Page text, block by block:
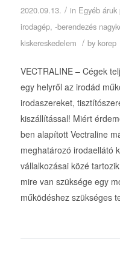
2020.09.13. / in Egyéb áruk
irodagép, -berendezés
kiskereskedelem / by korep
VECTRALINE – Cégek
egy helyről az irodád
irodaszereket,
kiszállítással! Miért
ben alapított Vectraline
meghatározó irodaellátó
vállalkozásai közé
mire van szüksége egy
működéshez szükséges